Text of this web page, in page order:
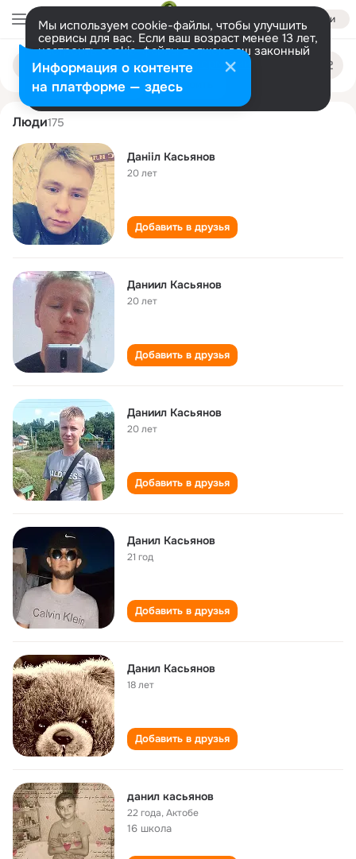
Войти
Мы используем cookie-файлы, чтобы улучшить
сервисы для вас. Если ваш возраст менее 13 лет,
настроить cookie-файлы должен ваш законный
представитель. Больше информации
Разрешить все Настроить
Поиск
людям
danil kasyanov
Люди175
Данііл Касьянов
20 лет
Добавить в друзья
Даниил Касьянов
20 лет
Добавить в друзья
Даниил Касьянов
20 лет
Добавить в друзья
Данил Касьянов
21 год
Добавить в друзья
Данил Касьянов
18 лет
Добавить в друзья
данил касьянов
22 года,Актобе
16 школа
Информация о контенте
на платформе — здесь